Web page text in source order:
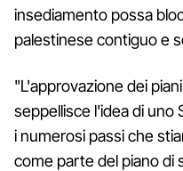
insediamento possa
palestinese contiguo e
"L'approvazione dei
seppellisce l'idea di
i numerosi passi che
come parte del piano di